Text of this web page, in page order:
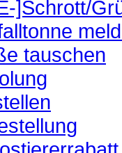
]Schrott/
tauschen